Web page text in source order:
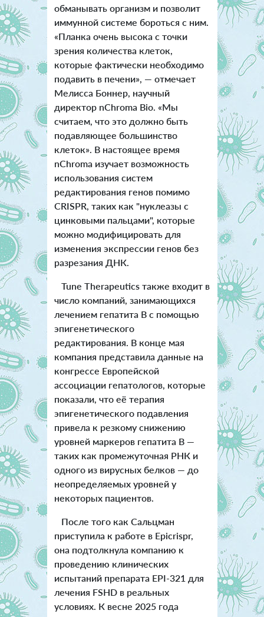
обманывать организм и позволит
иммунной системе бороться с ним.
«Планка очень высока с точки
зрения количества клеток,
которые фактически необходимо
подавить в печени», — отмечает
Мелисса Боннер, научный
директор nChroma Bio. «Мы
считаем, что это должно быть
подавляющее большинство
клеток». В настоящее время
nChroma изучает возможность
использования систем
редактирования генов помимо
CRISPR, таких как "нуклеазы с
цинковыми пальцами", которые
можно модифицировать для
изменения экспрессии генов без
разрезания ДНК.
Tune Therapeutics также входит в
число компаний, занимающихся
лечением гепатита B с помощью
эпигенетического
редактирования. В конце мая
компания представила данные на
конгрессе Европейской
ассоциации гепатологов, которые
показали, что её терапия
эпигенетического подавления
привела к резкому снижению
уровней маркеров гепатита B —
таких как промежуточная РНК и
одного из вирусных белков — до
неопределяемых уровней у
некоторых пациентов.
После того как Сальцман
приступила к работе в Epicrispr,
она подтолкнула компанию к
проведению клинических
испытаний препарата EPI-321 для
лечения FSHD в реальных
условиях. К весне 2025 года